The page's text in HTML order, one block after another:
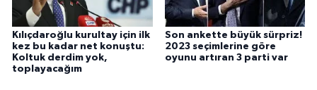
Kılıçdaroğlu kurultay için ilk
kez bu kadar net konuştu:
Koltuk derdim yok,
toplayacağım
Son ankette büyük sürpriz!
2023 seçimlerine göre
oyunu artıran 3 parti var